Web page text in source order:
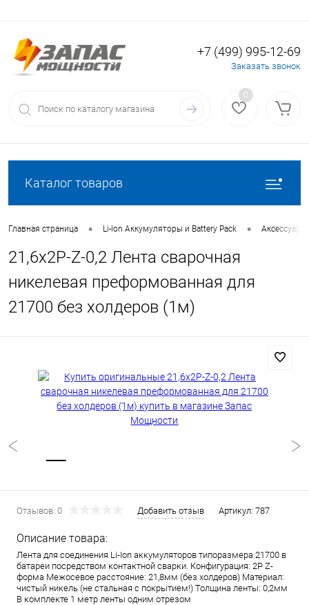
Вход Регистрация
+7 (499) 995-12-69
Заказать звонок
0
Каталог товаров
Главная страница • Li-Ion Аккумуляторы и Battery Pack • Аксессуары
21,6х2P-Z-0,2 Лента сварочная
никелевая преформованная для
21700 без холдеров (1м)
Отзывов: 0 Добавить отзыв Артикул: 787
Описание товара:
Лента для соединения Li-Ion аккумуляторов типоразмера 21700 в
батареи посредством контактной сварки. Конфигурация: 2P Z-
форма Межосевое расстояние: 21,8мм (без холдеров) Материал:
чистый никель (не стальная с покрытием!) Толщина ленты: 0,2мм
В комплекте 1 метр ленты одним отрезом